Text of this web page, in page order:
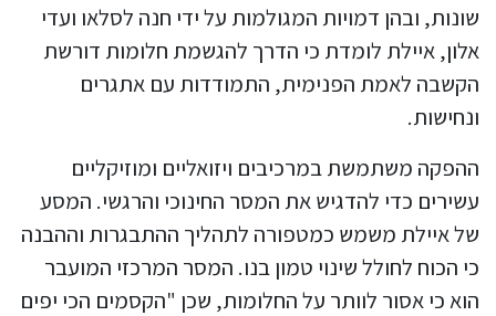
שונות, ובהן דמויות המגולמות על ידי חנה לסלאו ועדי
אלון, איילת לומדת כי הדרך להגשמת חלומות דורשת
הקשבה לאמת הפנימית, התמודדות עם אתגרים
ונחישות.
ההפקה משתמשת במרכיבים ויזואליים ומוזיקליים
עשירים כדי להדגיש את המסר החינוכי והרגשי. המסע
של איילת משמש כמטפורה לתהליך ההתבגרות וההבנה
כי הכוח לחולל שינוי טמון בנו. המסר המרכזי המועבר
הוא כי אסור לוותר על החלומות, שכן "הקסמים הכי יפים